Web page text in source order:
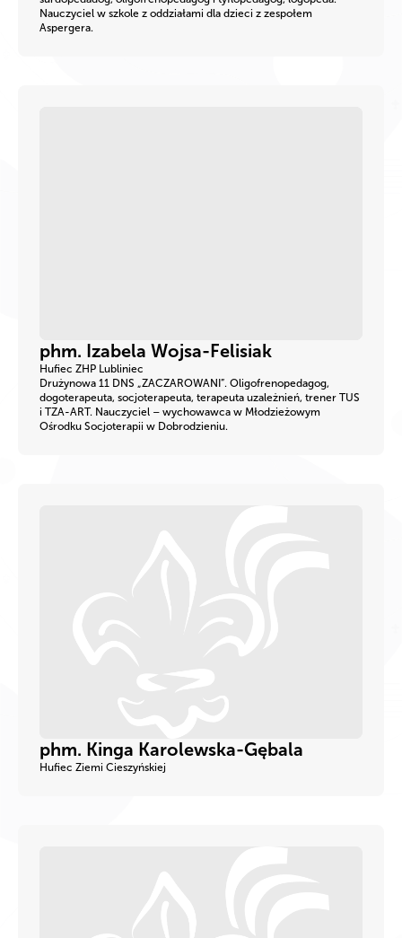
Nauczyciel w szkole z oddziałami dla dzieci z zespołem
Aspergera.
phm. Izabela Wojsa-Felisiak
Hufiec ZHP Lubliniec
Drużynowa 11 DNS „ZACZAROWANI”. Oligofrenopedagog,
dogoterapeuta, socjoterapeuta, terapeuta uzależnień, trener TUS
i TZA-ART. Nauczyciel – wychowawca w Młodzieżowym
Ośrodku Socjoterapii w Dobrodzieniu.
phm. Kinga Karolewska-Gębala
Hufiec Ziemi Cieszyńskiej